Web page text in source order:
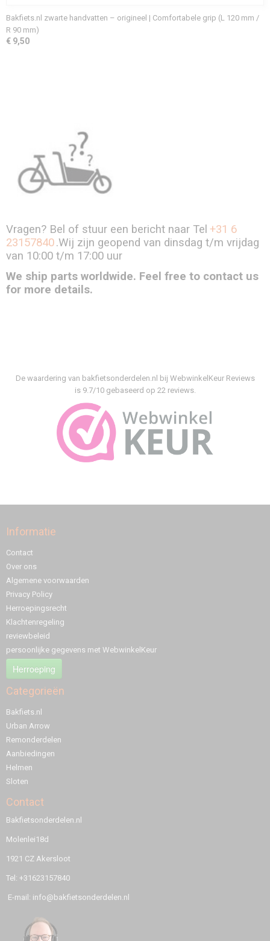
Bakfiets.nl zwarte handvatten – origineel | Comfortabele grip (L 120 mm /
R 90 mm)
€ 9,50
Vragen? Bel of stuur een bericht naar Tel +31 6
23157840.Wij zijn geopend van dinsdag t/m vrijdag
van 10:00 t/m 17:00 uur
We ship parts worldwide. Feel free to contact us
for more details.
De waardering van bakfietsonderdelen.nl bij WebwinkelKeur Reviews
is 9.7/10 gebaseerd op 22 reviews.
Informatie
Contact
Over ons
Algemene voorwaarden
Privacy Policy
Herroepingsrecht
Klachtenregeling
reviewbeleid
persoonlijke gegevens met WebwinkelKeur
Herroeping
Categorieën
Bakfiets.nl
Urban Arrow
Remonderdelen
Aanbiedingen
Helmen
Sloten
Contact
Bakfietsonderdelen.nl
Molenlei18d
1921 CZ Akersloot
Tel: +31623157840
E-mail: info@bakfietsonderdelen.nl